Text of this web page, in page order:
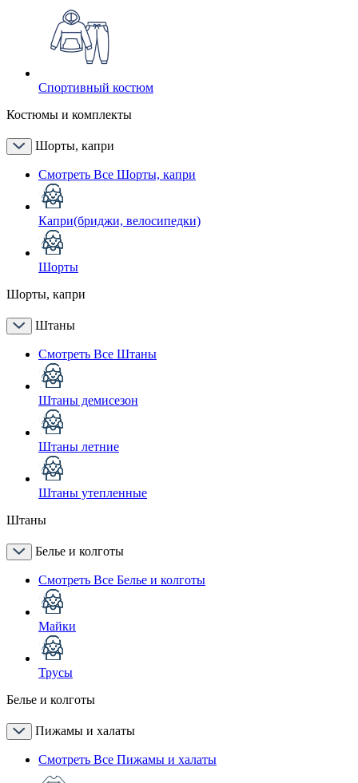
Спортивный костюм
Костюмы и комплекты
Шорты, капри
Смотреть Все Шорты, капри
Капри(бриджи, велосипедки)
Шорты
Шорты, капри
Штаны
Смотреть Все Штаны
Штаны демисезон
Штаны летние
Штаны утепленные
Штаны
Белье и колготы
Смотреть Все Белье и колготы
Майки
Трусы
Белье и колготы
Пижамы и халаты
Смотреть Все Пижамы и халаты